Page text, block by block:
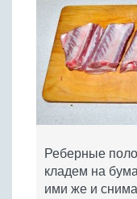
Реберные
кладем на
ими же и